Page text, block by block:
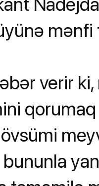
mənfi
verir